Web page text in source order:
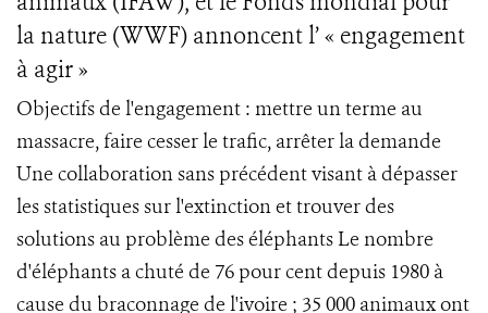
la nature (WWF) annoncent l’ « engagement
à agir »
Objectifs de l'engagement : mettre un terme au
massacre, faire cesser le trafic, arrêter la demande
Une collaboration sans précédent visant à dépasser
les statistiques sur l'extinction et trouver des
solutions au problème des éléphants Le nombre
d'éléphants a chuté de 76 pour cent depuis 1980 à
cause du braconnage de l'ivoire ; 35 000 animaux ont